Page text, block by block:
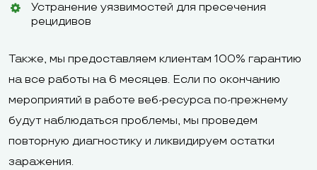
Устранение уязвимостей для пресечения
рецидивов
Также, мы предоставляем клиентам 100% гарантию
на все работы на 6 месяцев. Если по окончанию
мероприятий в работе веб-ресурса по-прежнему
будут наблюдаться проблемы, мы проведем
повторную диагностику и ликвидируем остатки
заражения.